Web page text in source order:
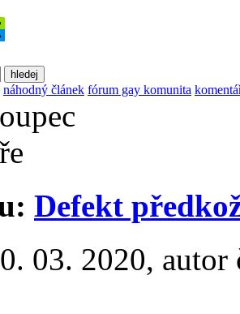
náhodný článek fórum gay komunita
Defekt
03. 2020,